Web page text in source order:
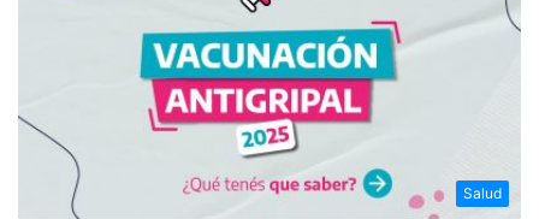
Salud